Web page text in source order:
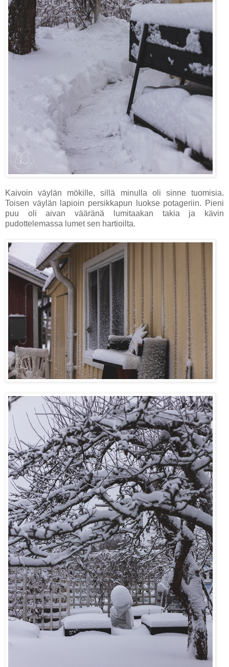
Kaivoin väylän mökille, sillä minulla oli sinne tuomisia.
Toisen väylän lapioin persikkapun luokse potageriin. Pieni
puu oli aivan vääränä lumitaakan takia ja kävin
pudottelemassa lumet sen hartioilta.